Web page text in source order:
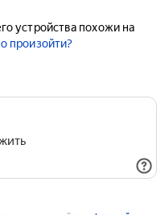
устройства похожи на
произойти?